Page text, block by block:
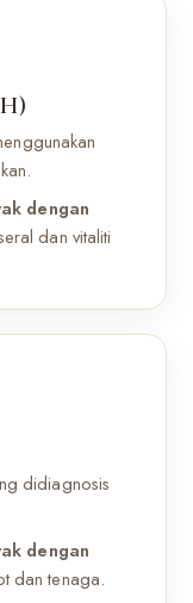
dengan
dan vitaliti
didiagnosis
dengan
dan tenaga.